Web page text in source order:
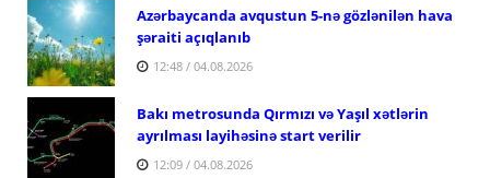
Azərbaycanda avqustun 5-nə gözlənilən hava
şəraiti açıqlanıb
12:48 / 04.08.2026
Bakı metrosunda Qırmızı və Yaşıl xətlərin
ayrılması layihəsinə start verilir
12:09 / 04.08.2026